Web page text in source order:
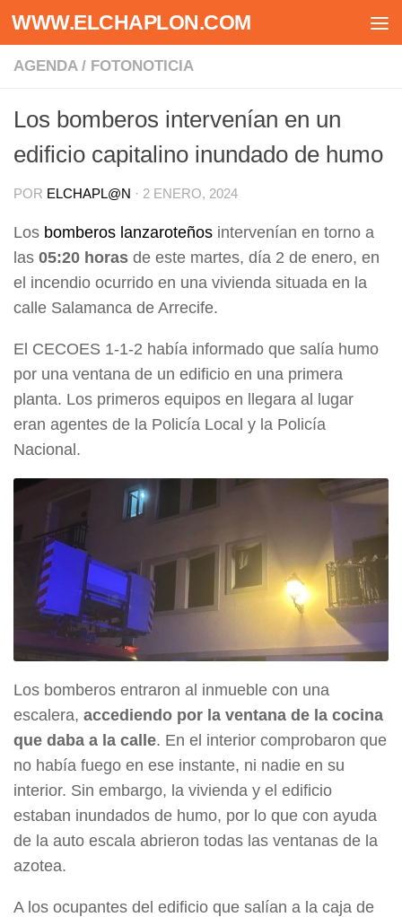
Saltar al contenido
WWW.ELCHAPLON.COM
AGENDA / FOTONOTICIA
Los bomberos intervenían en un
edificio capitalino inundado de humo
POR ELCHAPL@N · 2 ENERO, 2024
Los bomberos lanzaroteños intervenían en torno a
las 05:20 horas de este martes, día 2 de enero, en
el incendio ocurrido en una vivienda situada en la
calle Salamanca de Arrecife.
El CECOES 1-1-2 había informado que salía humo
por una ventana de un edificio en una primera
planta. Los primeros equipos en llegara al lugar
eran agentes de la Policía Local y la Policía
Nacional.
Los bomberos entraron al inmueble con una
escalera, accediendo por la ventana de la cocina
que daba a la calle. En el interior comprobaron que
no había fuego en ese instante, ni nadie en su
interior. Sin embargo, la vivienda y el edificio
estaban inundados de humo, por lo que con ayuda
de la auto escala abrieron todas las ventanas de la
azotea.
A los ocupantes del edificio que salían a la caja de